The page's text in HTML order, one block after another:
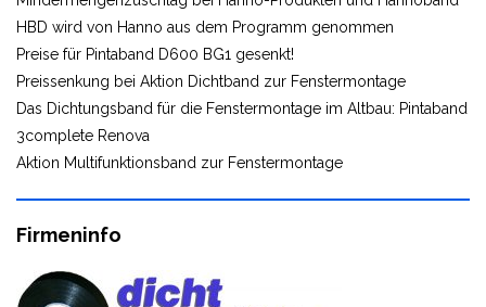
HBD wird von Hanno aus dem Programm genommen
Preise für Pintaband D600 BG1 gesenkt!
Preissenkung bei Aktion Dichtband zur Fenstermontage
Das Dichtungsband für die Fenstermontage im Altbau: Pintaband
3complete Renova
Aktion Multifunktionsband zur Fenstermontage
Firmeninfo